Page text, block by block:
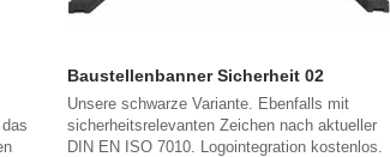
Baustellenbanner Sicherheit 02
Unsere schwarze Variante. Ebenfalls mit
sicherheitsrelevanten Zeichen nach aktueller
DIN EN ISO 7010. Logointegration kostenlos.